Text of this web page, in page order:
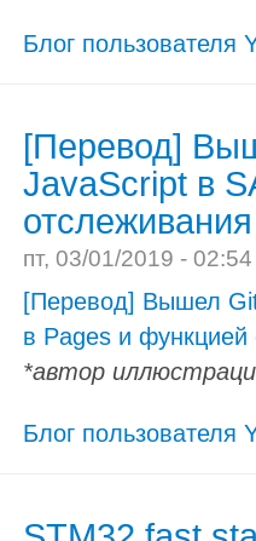
Блог пользователя
[Перевод]
JavaScript в
пт, 03/01/2019 -
[Перевод] Вышел
в Pages и
*автор
Блог пользователя